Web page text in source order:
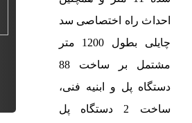
احداث راه اختصاصی سد
چایلی بطول 1200 متر
مشتمل بر ساخت 88
دستگاه پل و ابنیه فنی،
ساخت 2 دستگاه پل